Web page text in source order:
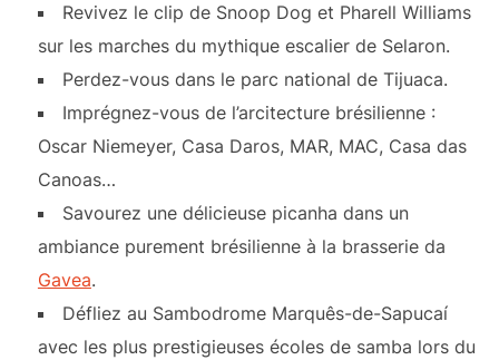
Revivez le clip de Snoop Dog et Pharell Williams
sur les marches du mythique escalier de Selaron.
Perdez-vous dans le parc national de Tijuaca.
Imprégnez-vous de l’arcitecture brésilienne :
Oscar Niemeyer, Casa Daros, MAR, MAC, Casa das
Canoas…
Savourez une délicieuse picanha dans un
ambiance purement brésilienne à la brasserie da
Gavea.
Défliez au Sambodrome Marquês-de-Sapucaí
avec les plus prestigieuses écoles de samba lors du